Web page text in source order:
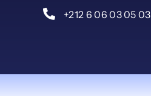
+212 6 06 03 05 03